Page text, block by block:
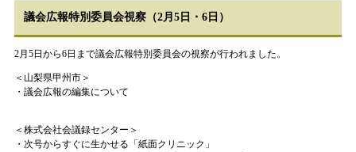
議会広報特別委員会視察（2月5日・6日）
2月5日から6日まで議会広報特別委員会の視察が行われました。
＜山梨県甲州市＞
・議会広報の編集について
＜株式会社会議録センター＞
・次号からすぐに生かせる「紙面クリニック」